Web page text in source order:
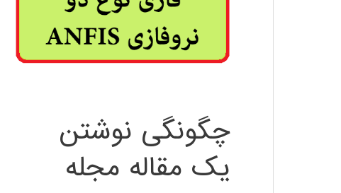
چگونگی نوشتن
یک مقاله مجله